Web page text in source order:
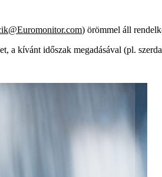
) örömmel áll
a kívánt időszak megadásával (pl.